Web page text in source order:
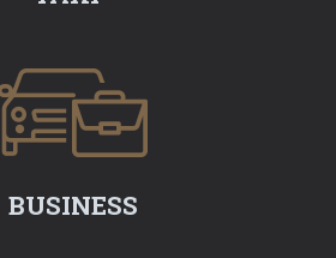
BUSINESS